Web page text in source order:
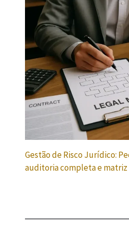
Gestão de Risco Jurídico:
auditoria completa e matriz